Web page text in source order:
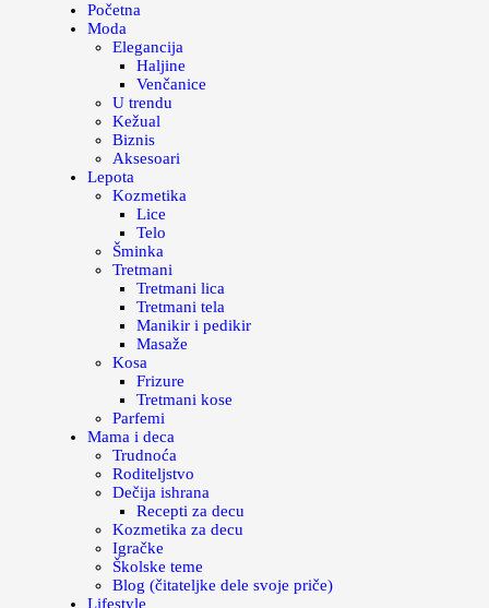
Početna
Moda
Elegancija
Haljine
Venčanice
U trendu
Kežual
Biznis
Aksesoari
Lepota
Kozmetika
Lice
Telo
Šminka
Tretmani
Tretmani lica
Tretmani tela
Manikir i pedikir
Masaže
Kosa
Frizure
Tretmani kose
Parfemi
Mama i deca
Trudnoća
Roditeljstvo
Dečija ishrana
Recepti za decu
Kozmetika za decu
Igračke
Školske teme
Blog (čitateljke dele svoje priče)
Lifestyle
Kuhinja
Magazin